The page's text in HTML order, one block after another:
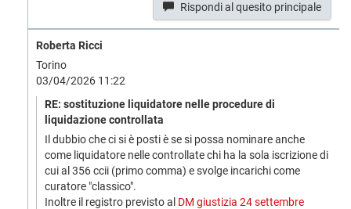
Rispondi al quesito principale
Roberta Ricci
Torino
03/04/2026 11:22
RE: sostituzione liquidatore nelle procedure di
liquidazione controllata
Il dubbio che ci si è posti è se si possa nominare anche
come liquidatore nelle controllate chi ha la sola iscrizione di
cui al 356 ccii (primo comma) e svolge incarichi come
curatore "classico".
Inoltre il registro previsto al DM giustizia 24 settembre